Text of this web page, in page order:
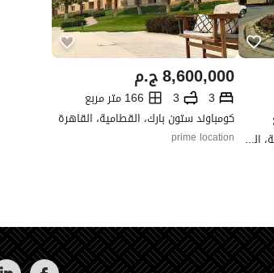
كومباوند ستون ريزيدنس، القطامية، القاهرة
ج.م8,600,000
3
3
166 متر مربع
كومباوند ستون بارك، القطامية، القاهرة
prime location